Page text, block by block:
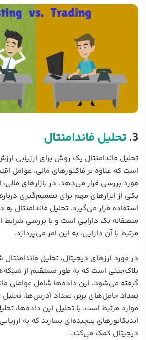
3. تحلیل فاندامنتال
تحلیل فاندامنتال یک روش برای ارزیابی
است که علاوه بر فاکتورهای مالی، عوامل
مورد بررسی قرار می‌دهد. در بازارهای
یکی از ابزارهای مهم برای تصمیم‌گیری
استفاده قرار می‌گیرد. تحلیل فاندامنتال به
منصفانه یک دارایی است و با بررسی
مرتبط با آن دارایی، به این امر می‌پردازد.
در مورد ارزهای دیجیتال، تحلیل
بلاک‌چینی است که به طور مستقیم از
گرفته می‌شود. این داده‌ها شامل عواملی
تعداد حامل‌های برتر، تعداد آدرس‌ها،
موارد مرتبط است. با تحلیل این داده‌ها،
اندیکاتورهای پیچیده‌ای بسازند که به
دیجیتال کمک می‌کند.